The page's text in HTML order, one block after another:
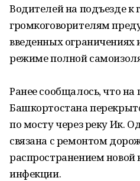
Водителей на подъезде к
громкоговорителям
введенных
режиме полной
Ранее сообщалось, что на
Башкортостана
по мосту через реку Ик.
связана с ремонтом
распространением новой
инфекции.